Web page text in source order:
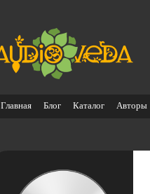
Главная Блог Каталог Авторы